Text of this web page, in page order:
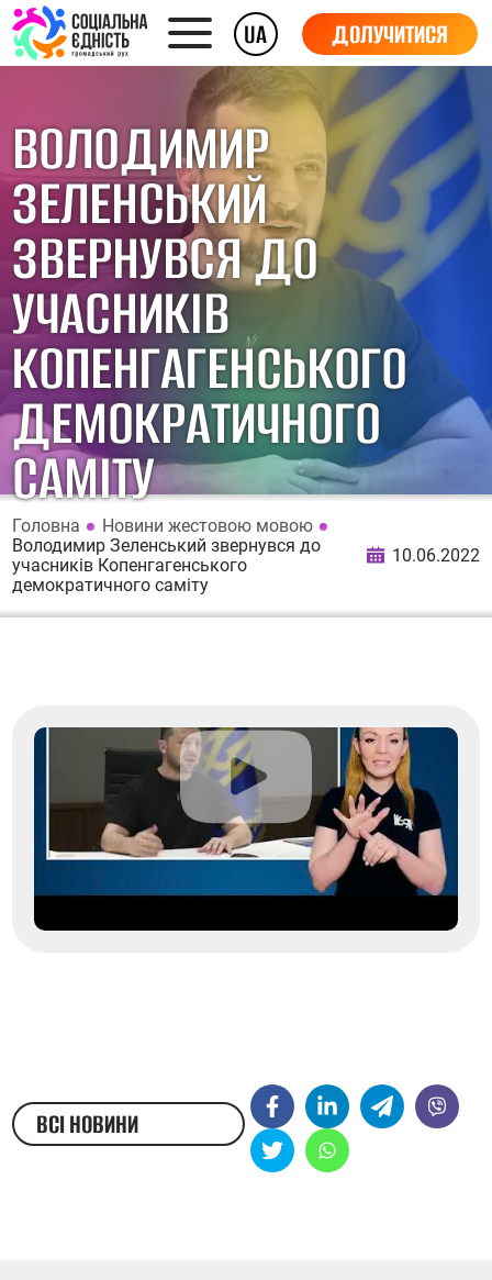
UA ДОЛУЧИТИСЯ
ВОЛОДИМИР
ЗЕЛЕНСЬКИЙ
ЗВЕРНУВСЯ ДО
УЧАСНИКІВ
КОПЕНГАГЕНСЬКОГО
ДЕМОКРАТИЧНОГО
САМІТУ
Головна
Новини жестовою мовою
Володимир Зеленський звернувся до
учасників Копенгагенського
демократичного саміту
10.06.2022
ВСІ НОВИНИ